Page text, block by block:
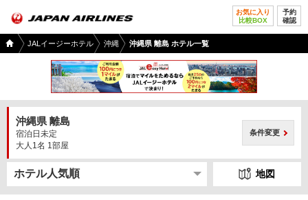
お気に入り
比較BOX
予約
確認
国内
ツア
JALイージーホテル 沖縄 沖縄県 離島 ホテル一覧
沖縄県 離島
宿泊日未定
大人1名 1部屋
条件変更
地図